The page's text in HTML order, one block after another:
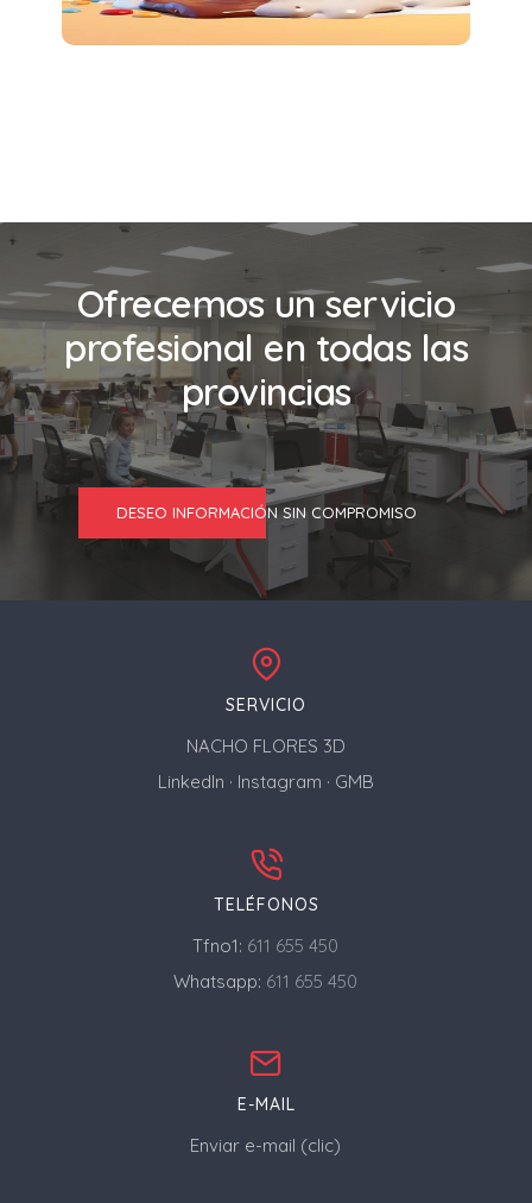
Ofrecemos un servicio
profesional en todas las
provincias
DESEO INFORMACIÓN SIN COMPROMISO
SERVICIO
NACHO FLORES 3D
LinkedIn · Instagram · GMB
TELÉFONOS
Tfno1: 611 655 450
Whatsapp: 611 655 450
E-MAIL
Enviar e-mail (clic)